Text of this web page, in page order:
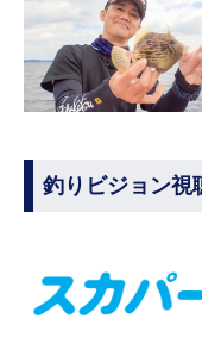
釣りビジョン視